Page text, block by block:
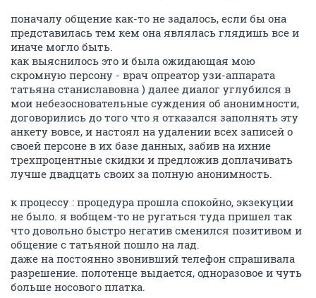
поначалу общение как-то не задалось, если бы она
представилась тем кем она являлась глядишь все и
иначе могло быть.
как выяснилось это и была ожидающая мою
скромную персону - врач опреатор узи-аппарата
татьяна станиславовна ) далее диалог углубился в
мои небезосновательные суждения об анонимности,
договорились до того что я отказался заполнять эту
анкету вовсе, и настоял на удалении всех записей о
своей персоне в их базе данных, забив на ихние
трехпроцентные скидки и предложив доплачивать
лучше двадцать своих за полную анонимность.
к процессу : процедура прошла спокойно, экзекуции
не было. я вобщем-то не ругаться туда пришел так
что довольно быстро негатив сменился позитивом и
общение с татьяной пошло на лад.
даже на постоянно звонивший телефон спрашивала
разрешение. полотенце выдается, одноразовое и чуть
больше носового платка.